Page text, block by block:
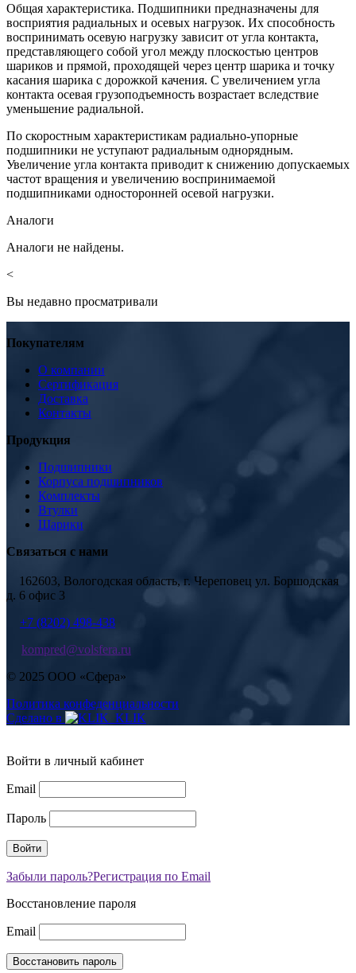
Общая характеристика. Подшипники предназначены для
восприятия радиальных и осевых нагрузок. Их способность
воспринимать осевую нагрузку зависит от угла контакта,
представляющего собой угол между плоскостью центров
шариков и прямой, проходящей через центр шарика и точку
касания шарика с дорожкой качения. С увеличением угла
контакта осевая грузоподъемность возрастает вследствие
уменьшение радиальной.
По скоростным характеристикам радиально-упорные
подшипники не уступают радиальным однорядным.
Увеличение угла контакта приводит к снижению допускаемых
частот вращения и увеличению воспринимаемой
подшипниками односторонней осевой нагрузки.
Аналоги
Аналоги не найдены.
<
Вы недавно просматривали
Покупателям
О компании
Сертификация
Доставка
Контакты
Продукция
Подшипники
Корпуса подшипников
Комплекты
Втулки
Шарики
Связаться с нами
162603, Вологодская область, г. Череповец ул. Боршодская
д. 6 офис 3
+7 (8202) 498-438
kompred@volsfera.ru
© 2025 ООО «Сфера»
Политика конфеденциальности
Сделано в
Войти в личный кабинет
Email
Пароль
Забыли пароль?Регистрация по Email
Восстановление пароля
Email